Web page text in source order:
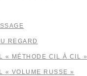
REGARD
« MÉTHODE CIL À CIL »
« VOLUME RUSSE »